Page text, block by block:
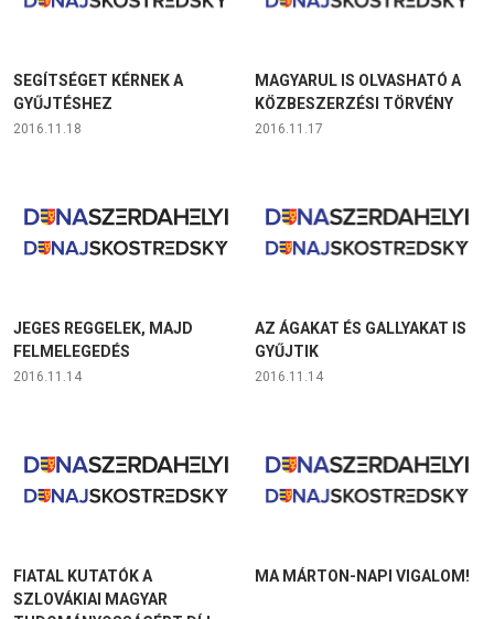
SEGÍTSÉGET KÉRNEK A
GYŰJTÉSHEZ
2016.11.18
MAGYARUL IS OLVASHATÓ A
KÖZBESZERZÉSI TÖRVÉNY
2016.11.17
JEGES REGGELEK, MAJD
FELMELEGEDÉS
2016.11.14
AZ ÁGAKAT ÉS GALLYAKAT IS
GYŰJTIK
2016.11.14
FIATAL KUTATÓK A
SZLOVÁKIAI MAGYAR
MA MÁRTON-NAPI VIGALOM!